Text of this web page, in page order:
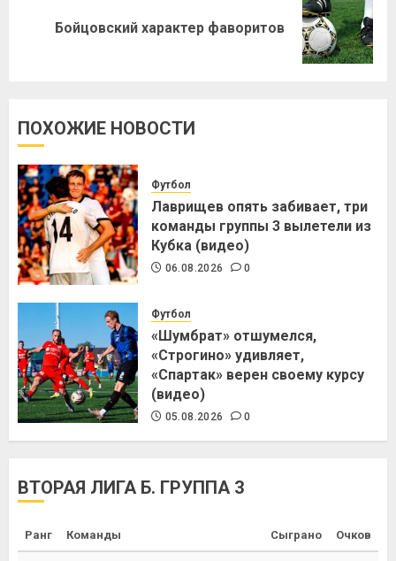
Бойцовский характер фаворитов
ПОХОЖИЕ НОВОСТИ
Футбол
Лаврищев опять забивает, три
команды группы 3 вылетели из
Кубка (видео)
06.08.2026 0
Футбол
«Шумбрат» отшумелся,
«Строгино» удивляет,
«Спартак» верен своему курсу
(видео)
05.08.2026 0
ВТОРАЯ ЛИГА Б. ГРУППА 3
Ранг Команды Сыграно Очков